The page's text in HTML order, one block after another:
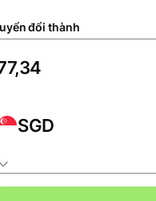
đổi thành
SGD